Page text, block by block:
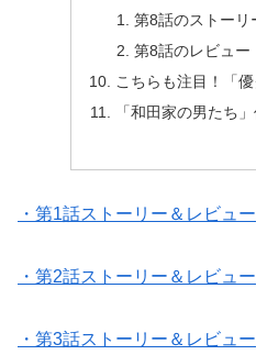
第8話のストーリ
第8話のレビュー
こちらも注目！「
「和田家の男たち
・第1話ストーリー＆レビュー
・第2話ストーリー＆レビュー
・第3話ストーリー＆レビュー